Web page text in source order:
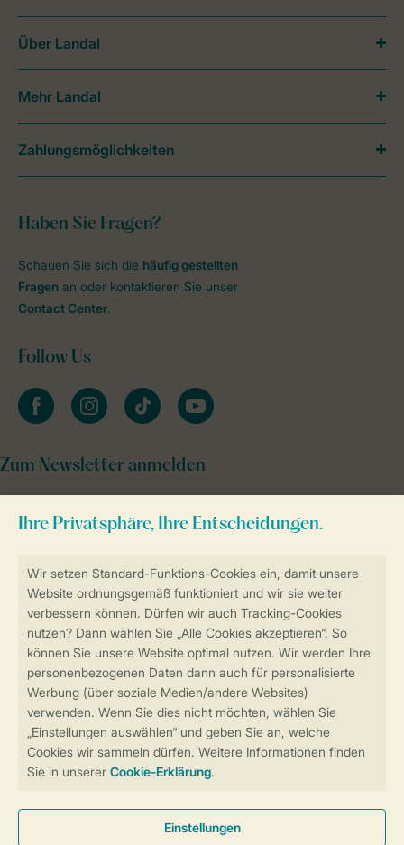
Sicherstellung Deiner Privatsphäre
Sicher und schnell zur Online-Buchung
Sichere Datenübertragung
Sicheres Bezahlen
Haben Sie Fragen?
Schauen Sie sich die häufig gestellten
Fragen an oder kontaktieren Sie unser
Contact Center.
Follow Us
facebookinstagramtiktok youtube
Zum Newsletter anmelden
Über Landal
Mehr Landal
Zahlungsmöglichkeiten